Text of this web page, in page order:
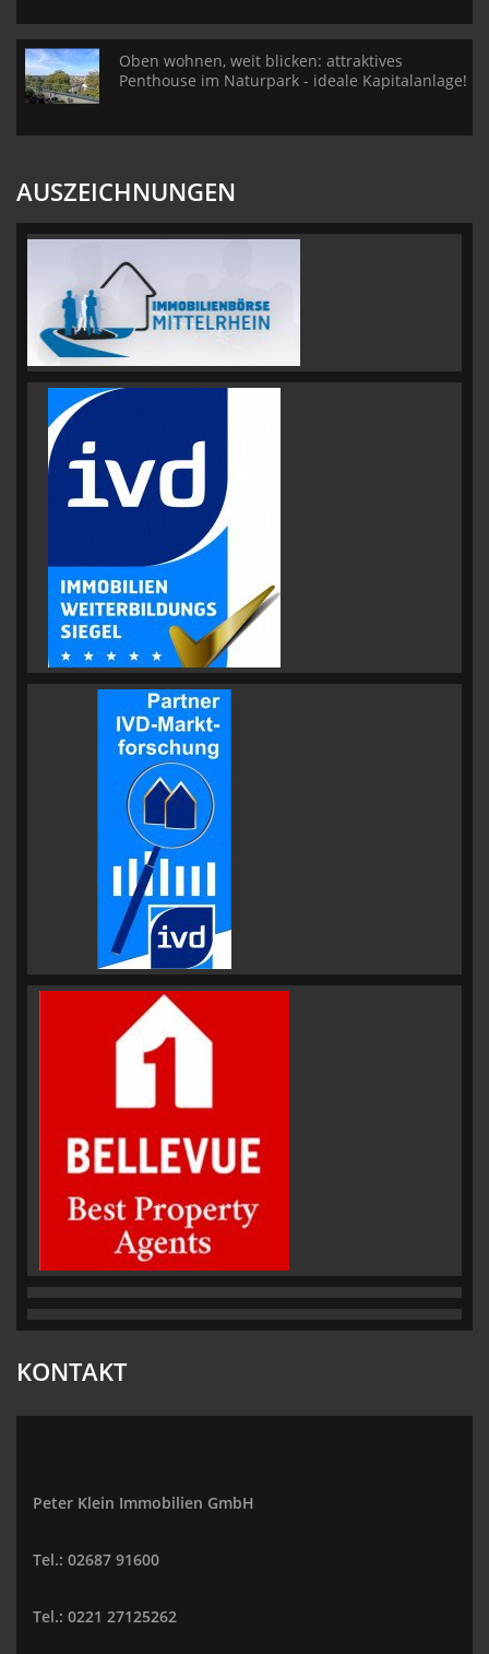
Oben wohnen, weit blicken: attraktives
Penthouse im Naturpark - ideale Kapitalanlage!
AUSZEICHNUNGEN
KONTAKT
Peter Klein Immobilien GmbH
Tel.: 02687 91600
Tel.: 0221 27125262